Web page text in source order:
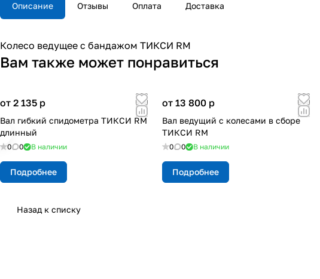
Описание Отзывы Оплата Доставка
Колесо ведущее с бандажом ТИКСИ RM
Вам также может понравиться
от 2 135 p
Вал гибкий спидометра ТИКСИ RM
длинный
0 0 В наличии
Подробнее
от 13 800 p
Вал ведущий с колесами в сборе
ТИКСИ RM
0 0 В наличии
Подробнее
Назад к списку